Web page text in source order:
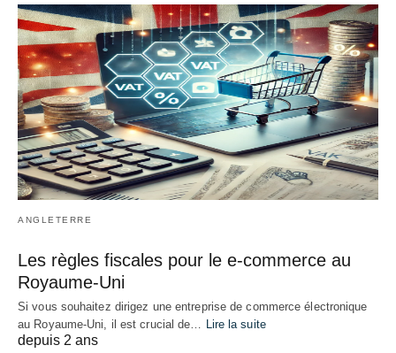
ANGLETERRE
Les règles fiscales pour le e-commerce au
Royaume-Uni
Si vous souhaitez dirigez une entreprise de commerce électronique
au Royaume-Uni, il est crucial de… Lire la suite
depuis 2 ans